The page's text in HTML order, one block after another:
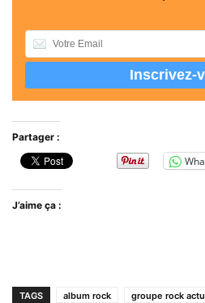
Partager :
J’aime ça :
TAGS album rock groupe rock